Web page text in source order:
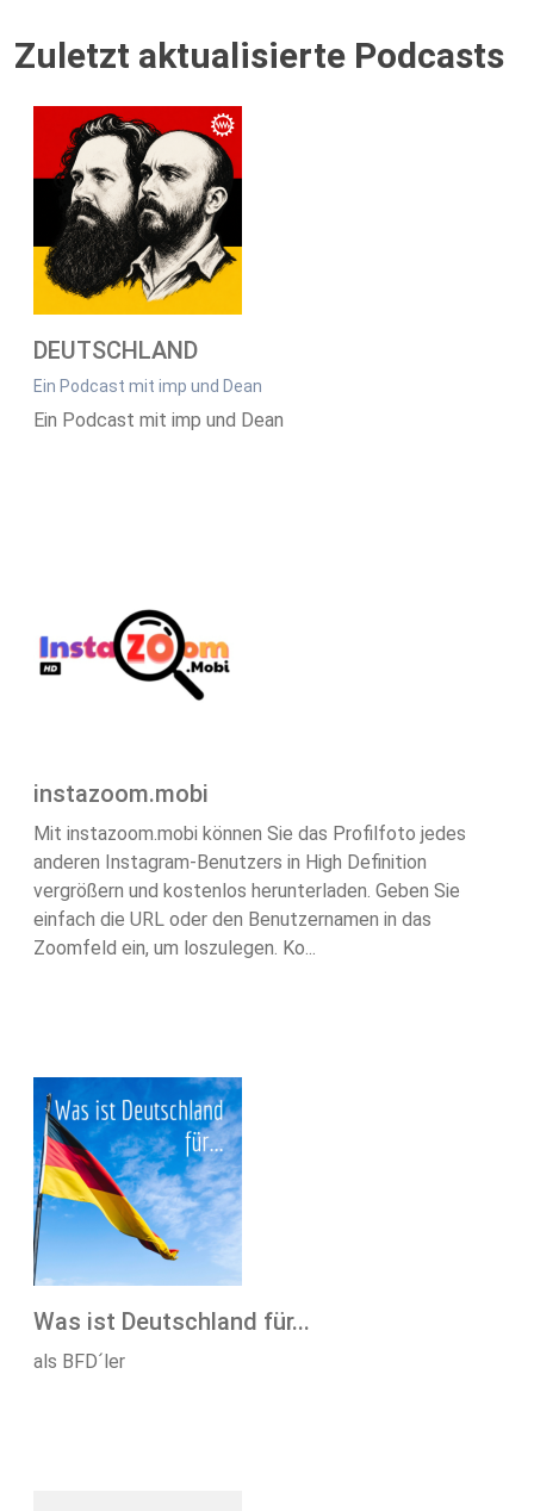
Zuletzt aktualisierte Podcasts
DEUTSCHLAND
Ein Podcast mit imp und Dean
Ein Podcast mit imp und Dean
instazoom.mobi
Mit instazoom.mobi können Sie das Profilfoto jedes
anderen Instagram-Benutzers in High Definition
vergrößern und kostenlos herunterladen. Geben Sie
einfach die URL oder den Benutzernamen in das
Zoomfeld ein, um loszulegen. Ko...
Was ist Deutschland für...
als BFD´ler